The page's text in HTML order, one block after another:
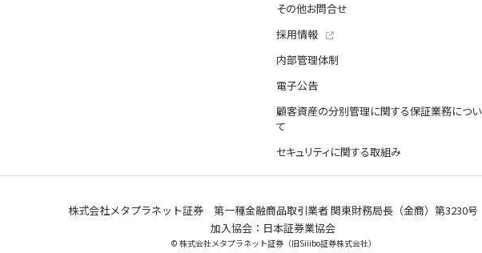
その他お問合せ
採用情報
内部管理体制
電子公告
顧客資産の分別管理に関する保証業務につい
て
セキュリティに関する取組み
株式会社メタプラネット証券 第一種金融商品取引業者 関東財務局長（金商）第3230号
加入協会：日本証券業協会
© 株式会社メタプラネット証券（旧Siiibo証券株式会社）